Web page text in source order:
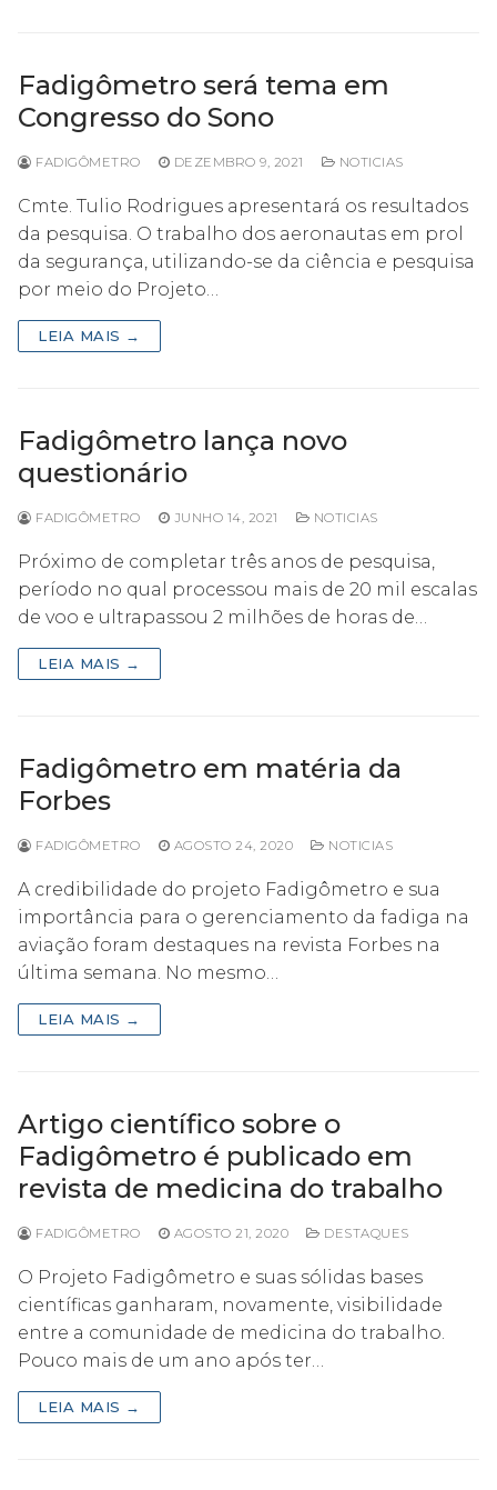
Fadigômetro será tema em
Congresso do Sono
FADIGÔMETRO DEZEMBRO 9, 2021 NOTICIAS
Cmte. Tulio Rodrigues apresentará os resultados
da pesquisa. O trabalho dos aeronautas em prol
da segurança, utilizando-se da ciência e pesquisa
por meio do Projeto…
LEIA MAIS →
Fadigômetro lança novo
questionário
FADIGÔMETRO JUNHO 14, 2021 NOTICIAS
Próximo de completar três anos de pesquisa,
período no qual processou mais de 20 mil escalas
de voo e ultrapassou 2 milhões de horas de…
LEIA MAIS →
Fadigômetro em matéria da
Forbes
FADIGÔMETRO AGOSTO 24, 2020 NOTICIAS
A credibilidade do projeto Fadigômetro e sua
importância para o gerenciamento da fadiga na
aviação foram destaques na revista Forbes na
última semana. No mesmo…
LEIA MAIS →
Artigo científico sobre o
Fadigômetro é publicado em
revista de medicina do trabalho
FADIGÔMETRO AGOSTO 21, 2020 DESTAQUES
O Projeto Fadigômetro e suas sólidas bases
científicas ganharam, novamente, visibilidade
entre a comunidade de medicina do trabalho.
Pouco mais de um ano após ter…
LEIA MAIS →